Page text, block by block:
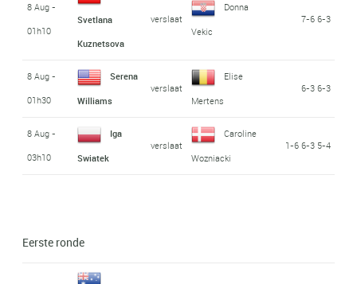
8 Aug -
01h10
Svetlana
Kuznetsova
verslaat
Donna
Vekic
7-6 6-3
8 Aug -
01h30
Serena
Williams
verslaat
Elise
Mertens
6-3 6-3
8 Aug -
03h10
Iga
Swiatek
verslaat
Caroline
Wozniacki
1-6 6-3 5-4
Eerste ronde